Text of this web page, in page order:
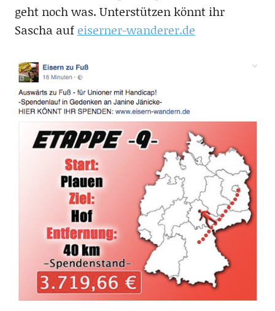
geht noch was. Unterstützen könnt ihr
Sascha auf eiserner-wanderer.de